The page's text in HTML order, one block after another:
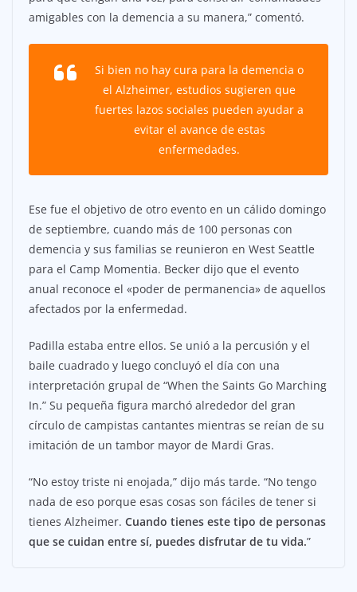
amigables con la demencia a su manera,” comentó.
Si bien no hay cura para la demencia o
el Alzheimer, estudios sugieren que
fuertes lazos sociales pueden ayudar a
evitar el avance de estas
enfermedades.
Ese fue el objetivo de otro evento en un cálido domingo
de septiembre, cuando más de 100 personas con
demencia y sus familias se reunieron en West Seattle
para el Camp Momentia. Becker dijo que el evento
anual reconoce el «poder de permanencia» de aquellos
afectados por la enfermedad.
Padilla estaba entre ellos. Se unió a la percusión y el
baile cuadrado y luego concluyó el día con una
interpretación grupal de “When the Saints Go Marching
In.” Su pequeña figura marchó alrededor del gran
círculo de campistas cantantes mientras se reían de su
imitación de un tambor mayor de Mardi Gras.
“No estoy triste ni enojada,” dijo más tarde. “No tengo
nada de eso porque esas cosas son fáciles de tener si
tienes Alzheimer. Cuando tienes este tipo de personas
que se cuidan entre sí, puedes disfrutar de tu vida.”